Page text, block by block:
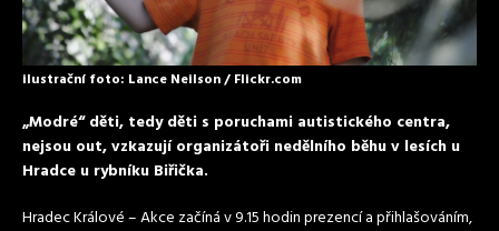
ilustrační foto: Lance Neilson / Flickr.com
„Modré“ děti, tedy děti s poruchami autistického centra,
nejsou out, vzkazují organizátoři nedělního běhu v lesích u
Hradce u rybníku Biřička.
Hradec Králové – Akce začíná v 9.15 hodin prezencí a přihlašováním,